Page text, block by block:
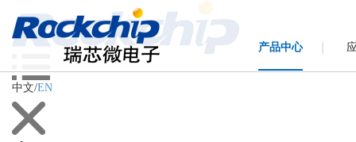
产品中心
中文/EN